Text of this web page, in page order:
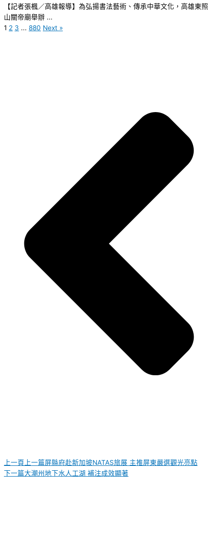
【記者張楓／高雄報導】為弘揚書法藝術、傳承中華文化，高雄東照
山關帝廟舉辦 ...
1 2 3 ... 880 Next »
上一頁 上一篇屏縣府赴新加坡NATAS旅展 主推屏東嚴選觀光亮點
下一篇大潮州地下水人工湖 補注成效顯著